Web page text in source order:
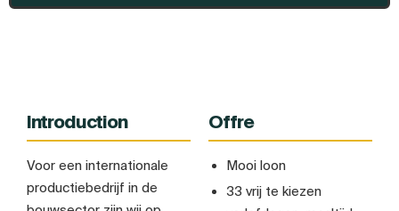
Introduction
Voor een internationale
productiebedrijf in de
Offre
Mooi loon
33 vrij te kiezen